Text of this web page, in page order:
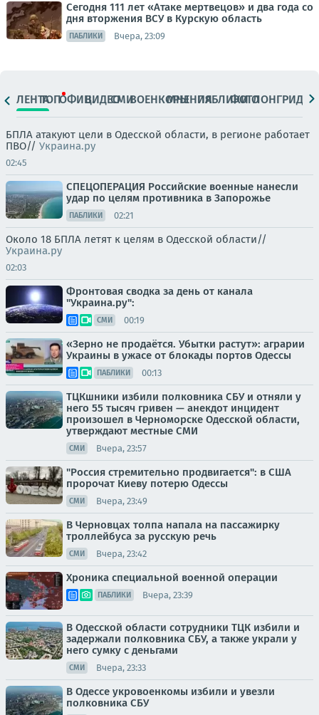
Сегодня 111 лет «Атаке мертвецов» и два года со
дня вторжения ВСУ в Курскую область
ПАБЛИКИ Вчера, 23:09
ЛЕНТАТОПОФИЦ.ВИДЕОСМИВОЕНКОРЫМНЕНИЯПАБЛИКИ
ФОТОЛОНГРИДЫ
БПЛА атакуют цели в Одесской области, в регионе работает
ПВО// Украина.ру
02:45
СПЕЦОПЕРАЦИЯ Российские военные нанесли
удар по целям противника в Запорожье
ПАБЛИКИ 02:21
Около 18 БПЛА летят к целям в Одесской области//
Украина.ру
02:03
Фронтовая сводка за день от канала
"Украина.ру":
СМИ 00:19
«Зерно не продаётся. Убытки растут»: аграрии
Украины в ужасе от блокады портов Одессы
ПАБЛИКИ 00:13
ТЦКшники избили полковника СБУ и отняли у
него 55 тысяч гривен — анекдот инцидент
произошел в Черноморске Одесской области,
утверждают местные СМИ
СМИ Вчера, 23:57
"Россия стремительно продвигается": в США
пророчат Киеву потерю Одессы
СМИ Вчера, 23:49
В Черновцах толпа напала на пассажирку
троллейбуса за русскую речь
СМИ Вчера, 23:42
Хроника специальной военной операции
ПАБЛИКИ Вчера, 23:39
В Одесской области сотрудники ТЦК избили и
задержали полковника СБУ, а также украли у
него сумку с деньгами
СМИ Вчера, 23:33
В Одессе укровоенкомы избили и увезли
полковника СБУ